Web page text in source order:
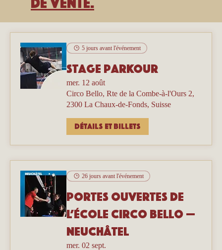
5 jours avant l'événement
Stage parkour
mer. 12 août
Circo Bello, Rte de la Combe-à-l'Ours 2,
2300 La Chaux-de-Fonds, Suisse
Détails et billets
26 jours avant l'événement
Portes ouvertes de
l’école Circo Bello —
Neuchâtel
mer. 02 sept.